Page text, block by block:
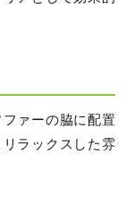
ァーの脇に配置
ラックスした雰